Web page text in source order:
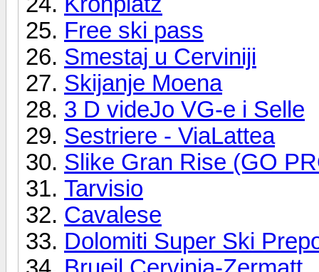
Free ski pass
Smestaj u Cerviniji
Skijanje Moena
3 D videJo VG-e i Selle
Sestriere - ViaLattea
Slike Gran Rise (GO
Tarvisio
Cavalese
Dolomiti Super Ski